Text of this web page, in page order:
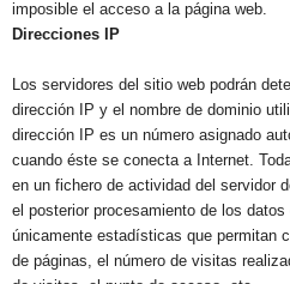
imposible el acceso a la página web.
Direcciones IP
Los servidores del sitio web podrán
dirección IP y el nombre de dominio
dirección IP es un número asignado
cuando éste se conecta a Internet.
en un fichero de actividad del servidor
el posterior procesamiento de los
únicamente estadísticas que permitan
de páginas, el número de visitas